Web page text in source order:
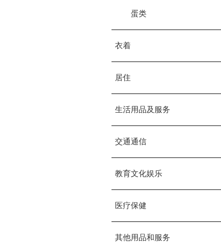
蛋类
衣着
居住
生活用品及服务
交通通信
教育文化娱乐
医疗保健
其他用品和服务